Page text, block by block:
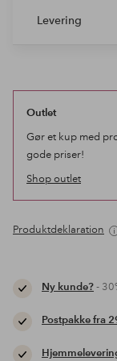
Levering
Outlet
Gør et kup med
gode priser!
Shop outlet
Produktdeklaration
Ny kunde?-
Postpakke fra